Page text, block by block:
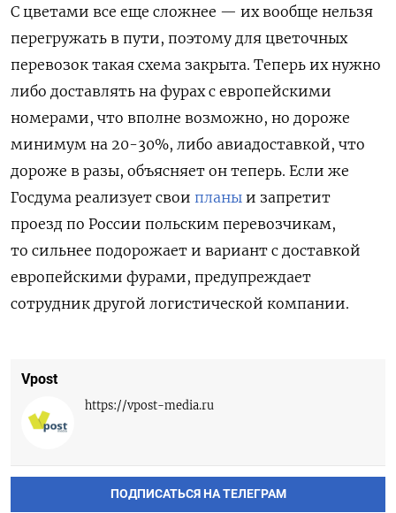
С цветами все еще сложнее — их вообще нельзя
перегружать в пути, поэтому для цветочных
перевозок такая схема закрыта. Теперь их нужно
либо доставлять на фурах с европейскими
номерами, что вполне возможно, но дороже
минимум на 20-30%, либо авиадоставкой, что
дороже в разы, объясняет он теперь. Если же
Госдума реализует свои планы и запретит
проезд по России польским перевозчикам,
то сильнее подорожает и вариант с доставкой
европейскими фурами, предупреждает
сотрудник другой логистической компании.
Vpost
https://vpost-media.ru
ПОДПИСАТЬСЯ НА ТЕЛЕГРАМ